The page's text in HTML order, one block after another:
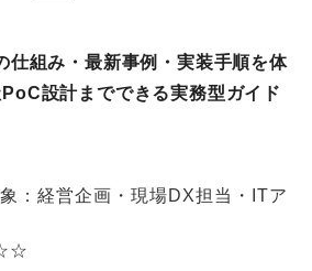
仕組み・最新事例・実装手順を体
設計までできる実務型ガイド
：経営企画・現場DX担当・ITア